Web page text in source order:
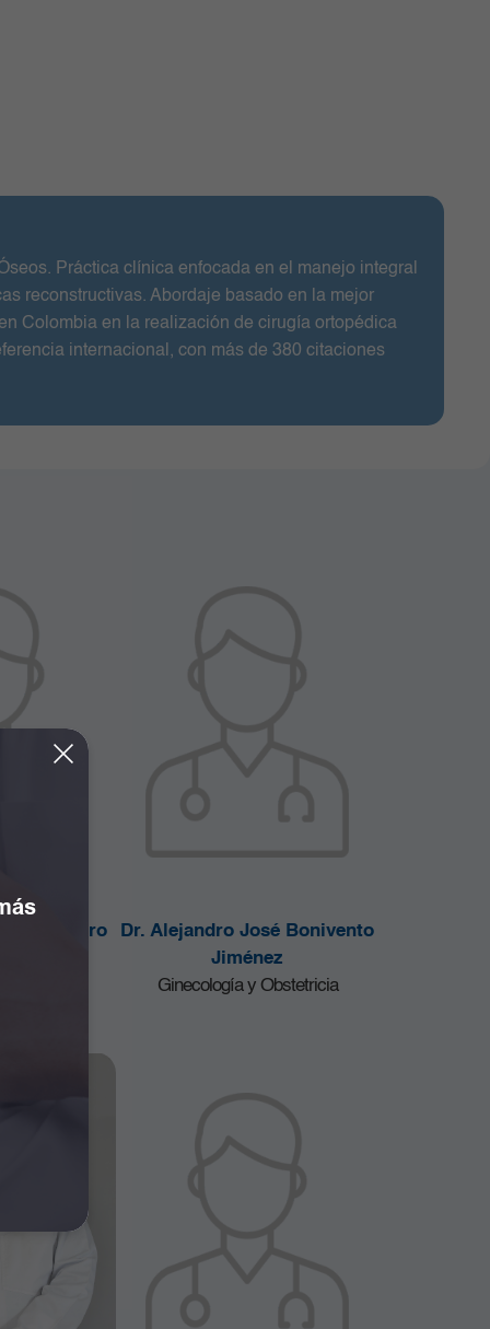
Práctica clínica enfocada en el manejo integral
reconstructivas. Abordaje basado en la mejor
Colombia en la realización de cirugía ortopédica
internacional, con más de 380 citaciones
Camero
Dr. Alejandro José Bonivento
Jiménez
Ginecología y Obstetricia